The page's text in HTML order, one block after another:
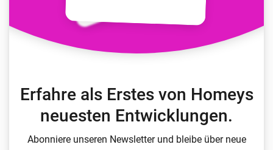
Erfahre als Erstes von Homeys
neuesten Entwicklungen.
Abonniere unseren Newsletter und bleibe über neue